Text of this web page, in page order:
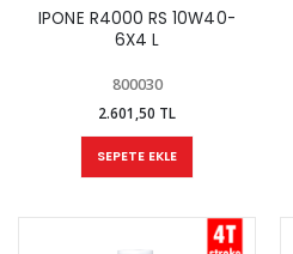
IPONE R4000 RS 10W40-
6X4 L
800030
2.601,50 TL
SEPETE EKLE